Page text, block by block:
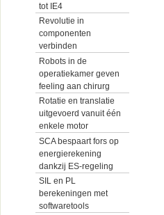
tot IE4
Revolutie in
componenten
verbinden
Robots in de
operatiekamer geven
feeling aan chirurg
Rotatie en translatie
uitgevoerd vanuit één
enkele motor
SCA bespaart fors op
energierekening
dankzij ES-regeling
SIL en PL
berekeningen met
softwaretools